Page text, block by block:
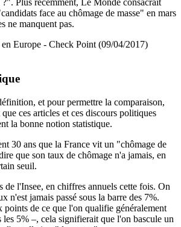
?". Plus récemment, Le Monde consacrait
face au chômage de masse" en mars
ne manquent pas.
en Europe - Check Point (09/04/2017)
et pour permettre la comparaison,
ces articles et ces discours politiques
la bonne notion statistique.
30 ans que la France vit un "chômage de
que son taux de chômage n'a jamais, en
seuil.
de l'Insee, en chiffres annuels cette fois. On
n'est jamais passé sous la barre des 7%.
points de ce que l'on qualifie généralement
5% –, cela signifierait que l'on bascule un